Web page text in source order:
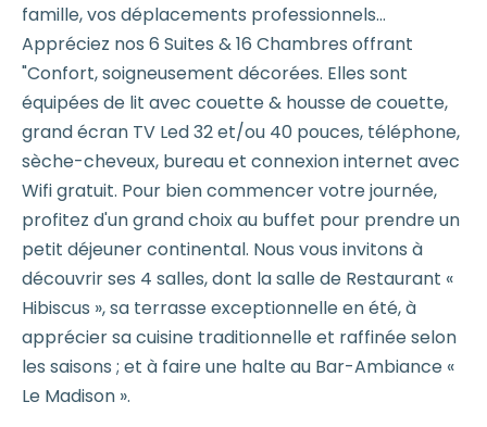
famille, vos déplacements professionnels...
Appréciez nos 6 Suites & 16 Chambres offrant
"Confort, soigneusement décorées. Elles sont
équipées de lit avec couette & housse de couette,
grand écran TV Led 32 et/ou 40 pouces, téléphone,
sèche-cheveux, bureau et connexion internet avec
Wifi gratuit. Pour bien commencer votre journée,
profitez d'un grand choix au buffet pour prendre un
petit déjeuner continental. Nous vous invitons à
découvrir ses 4 salles, dont la salle de Restaurant «
Hibiscus », sa terrasse exceptionnelle en été, à
apprécier sa cuisine traditionnelle et raffinée selon
les saisons ; et à faire une halte au Bar-Ambiance «
Le Madison ».